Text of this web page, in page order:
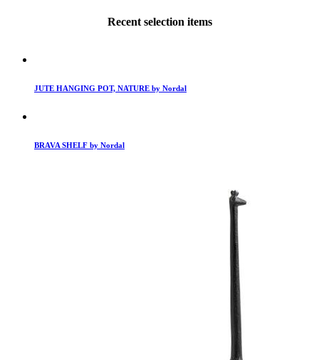
Recent selection items
JUTE HANGING POT, NATURE by Nordal
BRAVA SHELF by Nordal